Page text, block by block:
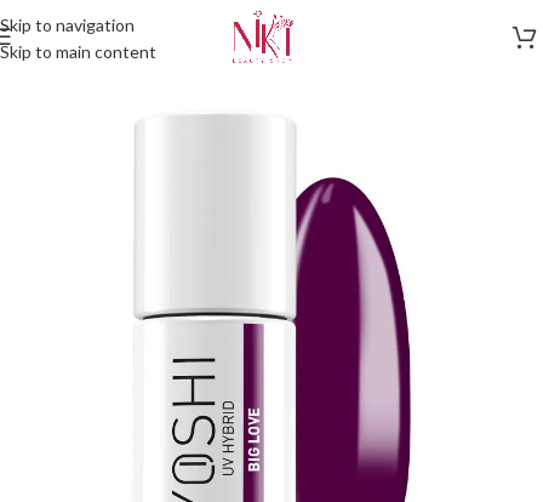
Skip to navigation
Skip to main content